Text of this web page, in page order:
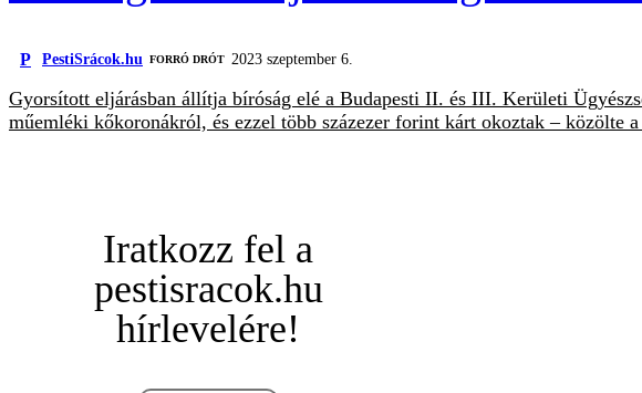
P PestiSrácok.hu FORRÓ DRÓT 2023 szeptember 6.
Gyorsított eljárásban állítja bíróság elé a Budapesti II. és III. Kerületi
műemléki kőkoronákról, és ezzel több százezer forint kárt okoztak – közölte a
Iratkozz fel a
pestisracok.hu
hírlevelére!